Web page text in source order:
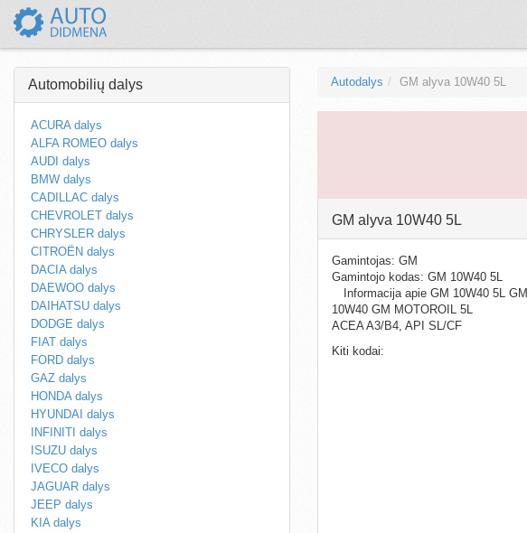
Automobilių dalys
ACURA dalys
ALFA ROMEO dalys
AUDI dalys
BMW dalys
CADILLAC dalys
CHEVROLET dalys
CHRYSLER dalys
CITROËN dalys
DACIA dalys
DAEWOO dalys
DAIHATSU dalys
DODGE dalys
FIAT dalys
FORD dalys
GAZ dalys
HONDA dalys
HYUNDAI dalys
INFINITI dalys
ISUZU dalys
IVECO dalys
JAGUAR dalys
JEEP dalys
KIA dalys
Autodalys GM alyva 10W40 5L
GM alyva 10W40 5L
Gamintojas: GM
Gamintojo kodas: GM 10W40 5L
Informacija apie GM 10W40 5L GM
10W40 GM MOTOROIL 5L
ACEA A3/B4, API SL/CF
Kiti kodai: